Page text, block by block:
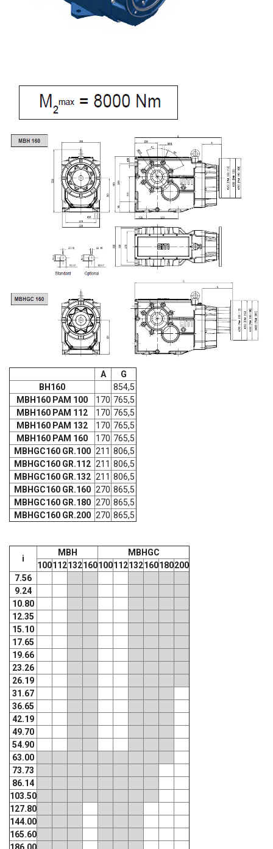
А
G
ВН160
854,5
МВН160 РАМ 100
170 765,5
МВН160 РАМ 112
170 765,5
МВН160 РАМ 132
170 765,5
МВН160 РАМ 160
170 765,5
MBHGC160 GR.100 211 806,5
MBHGC160 GR.112 211 806,5
MBHGC160 GR.132 211 806,5
MBHGC160 GR.160 270 865,5
MBHGC160 GR.180 270 865,5
MBHGC160 GR.200 270 865,5
i
MBH
MBHGC
100112132160100112132160180200
7.56
9.24
10.80
12.35
15.10
17.65
19.66
23.26
26.19
31.67
36.65
42.19
49.70
54.90
63.00
73.73
86.14
103.50
127.80
144.00
165.60
186.00